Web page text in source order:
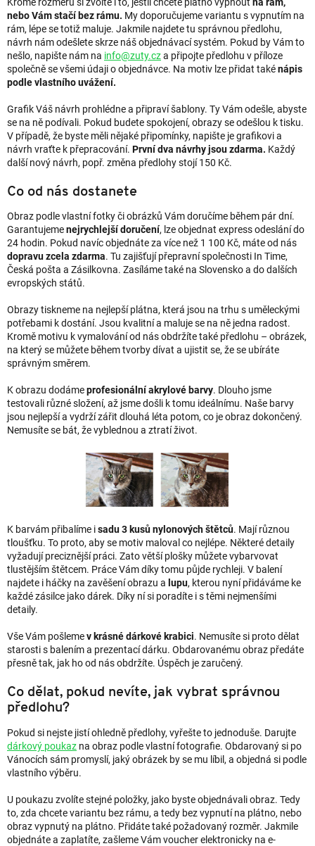
nebo Vám stačí bez rámu. My doporučujeme variantu s vypnutím na
rám, lépe se totiž maluje. Jakmile najdete tu správnou předlohu,
návrh nám odešlete skrze náš objednávací systém. Pokud by Vám to
nešlo, napište nám na info@zuty.cza připojte předlohu v příloze
společně se všemi údaji o objednávce. Na motiv lze přidat takénápis
podle vlastního uvážení.
Grafik Váš návrh prohlédne a připraví šablony. Ty Vám odešle, abyste
se na ně podívali. Pokud budete spokojení, obrazy se odešlou k tisku.
V případě, že byste měli nějaké připomínky, napište je grafikovi a
návrh vraťte k přepracování. První dva návrhy jsou zdarma. Každý
další nový návrh, popř. změna předlohy stojí 150 Kč.
Co od nás dostanete
Obraz podle vlastní fotky či obrázků Vám doručíme během pár dní.
Garantujemenejrychlejší doručení, lze objednat express odeslání do
24 hodin. Pokud navíc objednáte za více než 1 100 Kč, máte od nás
dopravu zcela zdarma. Tu zajišťují přepravní společnosti In Time,
Česká pošta a Zásilkovna. Zasíláme také na Slovensko a do dalších
evropských států.
Obrazy tiskneme na nejlepší plátna, která jsou na trhu s uměleckými
potřebami k dostání. Jsou kvalitní a maluje se na ně jedna radost.
Kromě motivu k vymalování od nás obdržíte také předlohu – obrázek,
na který se můžete během tvorby dívat a ujistit se, že se ubíráte
správným směrem.
K obrazu dodámeprofesionální akrylové barvy. Dlouho jsme
testovali různé složení, až jsme došli k tomu ideálnímu. Naše barvy
jsou nejlepší a vydrží zářit dlouhá léta potom, co je obraz dokončený.
Nemusíte se bát, že vyblednou a ztratí život.
K barvám přibalíme isadu 3 kusů nylonových štětců. Mají různou
tloušťku. To proto, aby se motiv maloval co nejlépe. Některé detaily
vyžadují preciznější práci. Zato větší plošky můžete vybarvovat
tlustějším štětcem. Práce Vám díky tomu půjde rychleji. V balení
najdete i háčky na zavěšení obrazu a lupu, kterou nyní přidáváme ke
každé zásilce jako dárek. Díky ní si poradíte i s těmi nejmenšími
detaily.
Vše Vám pošlemev krásné dárkové krabici. Nemusíte si proto dělat
starosti s balením a prezentací dárku. Obdarovanému obraz předáte
přesně tak, jak ho od nás obdržíte. Úspěch je zaručený.
Co dělat, pokud nevíte, jak vybrat správnou
předlohu?
Pokud si nejste jistí ohledně předlohy, vyřešte to jednoduše. Darujte
dárkový poukaz na obraz podle vlastní fotografie. Obdarovaný si po
Vánocích sám promyslí, jaký obrázek by se mu líbil, a objedná si podle
vlastního výběru.
U poukazu zvolíte stejné položky, jako byste objednávali obraz. Tedy
to, zda chcete variantu bez rámu, a tedy bez vypnutí na plátno, nebo
obraz vypnutý na plátno. Přidáte také požadovaný rozměr. Jakmile
objednáte a zaplatíte, zašleme Vám voucher elektronicky na e-